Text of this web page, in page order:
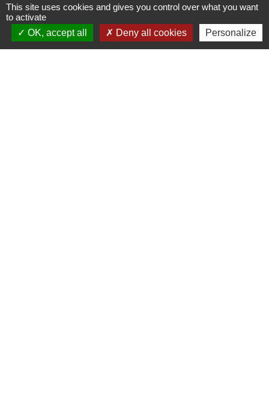
Contacts
Mairie de Gasny
42 rue de Paris
This site uses cookies and gives you control over what you want
to activate
OK, accept all
Deny all cookies Personalize